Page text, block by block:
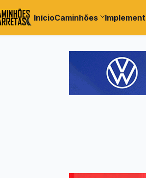
InícioCaminhões